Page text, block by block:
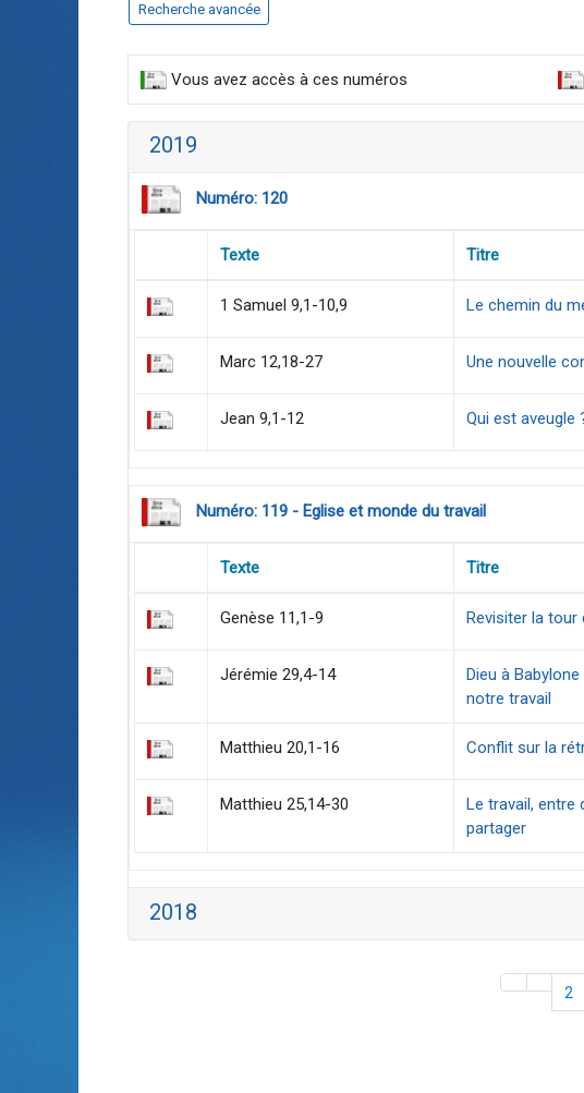
Recherche avancée
Vous avez accès à ces numéros
2019
Numéro: 120
Texte Titre
1 Samuel 9,1-10,9 Le chemin du
Marc 12,18-27 Une nouvelle
Jean 9,1-12 Qui est aveugle
Numéro: 119 - Eglise et monde du travail
Texte Titre
Genèse 11,1-9 Revisiter la tour
Jérémie 29,4-14
Dieu à
notre travail
Matthieu 20,1-16 Conflit sur la
Matthieu 25,14-30
Le travail, entre
partager
2018
2